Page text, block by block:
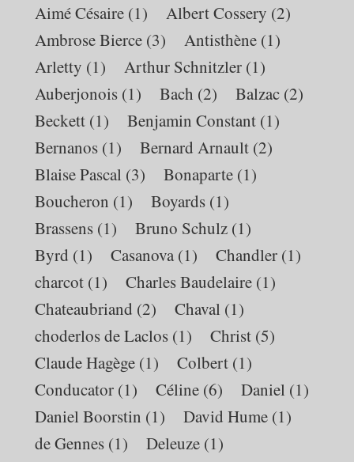
Aimé Césaire (1) Albert Cossery (2)
Ambrose Bierce (3) Antisthène (1)
Arletty (1) Arthur Schnitzler (1)
Auberjonois (1) Bach (2) Balzac (2)
Beckett (1) Benjamin Constant (1)
Bernanos (1) Bernard Arnault (2)
Blaise Pascal (3) Bonaparte (1)
Boucheron (1) Boyards (1)
Brassens (1) Bruno Schulz (1)
Byrd (1) Casanova (1) Chandler (1)
charcot (1) Charles Baudelaire (1)
Chateaubriand (2) Chaval (1)
choderlos de Laclos (1) Christ (5)
Claude Hagège (1) Colbert (1)
Conducator (1) Céline (6) Daniel (1)
Daniel Boorstin (1) David Hume (1)
de Gennes (1) Deleuze (1)